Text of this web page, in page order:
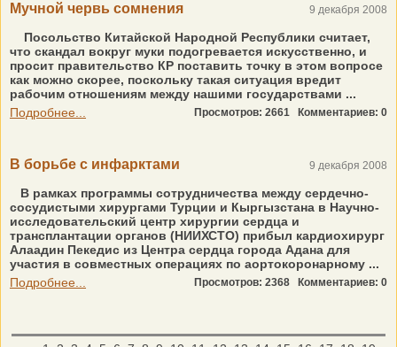
Мучной червь сомнения 9 декабря 2008
Посольство Китайской Народной Республики считает,
что скандал вокруг муки подогревается искусственно, и
просит правительство КР поставить точку в этом вопросе
как можно скорее, поскольку такая ситуация вредит
рабочим отношениям между нашими государствами ...
Подробнее...
Просмотров: 2661 Комментариев: 0
В борьбе с инфарктами 9 декабря 2008
В рамках программы сотрудничества между сердечно-
сосудистыми хирургами Турции и Кыргызстана в Научно-
исследовательский центр хирургии сердца и
трансплантации органов (НИИХСТО) прибыл кардиохирург
Алаадин Пекедис из Центра сердца города Адана для
участия в совместных операциях по аортокоронарному ...
Подробнее...
Просмотров: 2368 Комментариев: 0